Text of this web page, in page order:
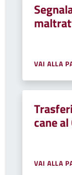
VAI ALLA
cane
VAI ALLA